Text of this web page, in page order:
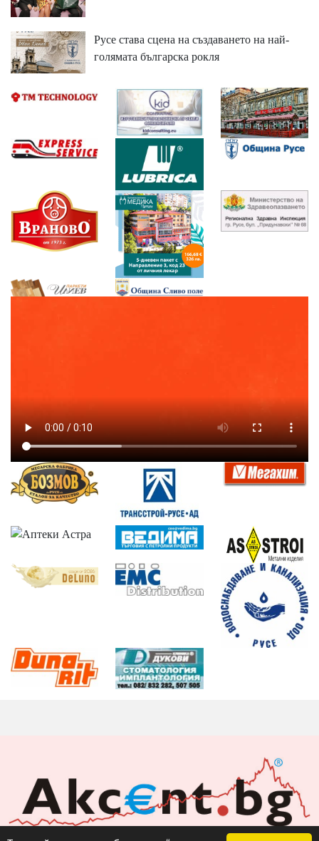
Русе става сцена на създаването на най-
голямата българска рокля
Акцент БГ ЕООД